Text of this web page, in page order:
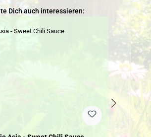
überspringen
Dich auch interessieren: